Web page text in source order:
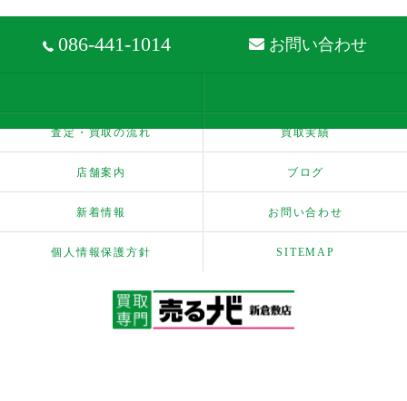
086-441-1014 お問い合わせ
査定・買取の流れ 買取実績
店舗案内 ブログ
新着情報 お問い合わせ
個人情報保護方針 SITEMAP